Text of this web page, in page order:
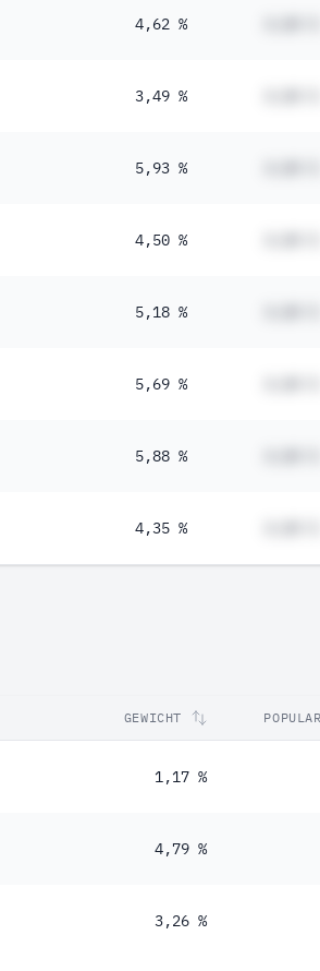
4,62 %
3,49 %
5,93 %
4,50 %
5,18 %
5,69 %
5,88 %
4,35 %
GEWICHT
1,17 %
4,79 %
3,26 %